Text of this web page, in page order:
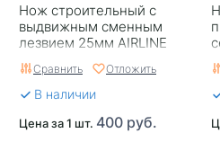
Нож строительный с
выдвижным сменным
лезвием 25мм AIRLINE
Сравнить Отложить
В наличии
Цена за 1 шт. 400 руб.